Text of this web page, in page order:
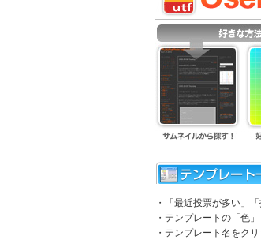
・「最近投票が多い」
・テンプレートの「色
・テンプレート名をク